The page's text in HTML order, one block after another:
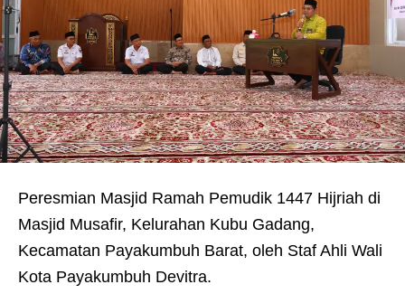
Peresmian Masjid Ramah Pemudik 1447 Hijriah di
Masjid Musafir, Kelurahan Kubu Gadang,
Kecamatan Payakumbuh Barat, oleh Staf Ahli Wali
Kota Payakumbuh Devitra.